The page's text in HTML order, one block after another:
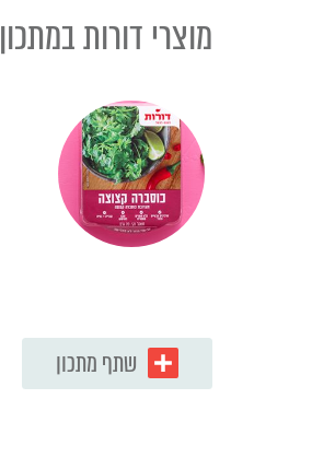
מוצרי דורות במתכון
שתף מתכון